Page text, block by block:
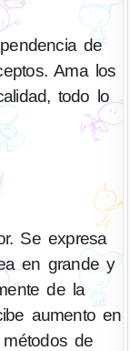
de
Ama los
todo lo
Se expresa
en grande y
de la
aumento en
de